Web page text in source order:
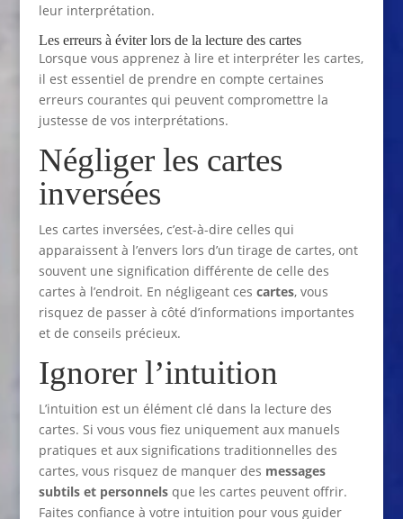
leur interprétation.
Les erreurs à éviter lors de la lecture des cartes
Lorsque vous apprenez à lire et interpréter les cartes,
il est essentiel de prendre en compte certaines
erreurs courantes qui peuvent compromettre la
justesse de vos interprétations.
Négliger les cartes
inversées
Les cartes inversées, c’est-à-dire celles qui
apparaissent à l’envers lors d’un tirage de cartes, ont
souvent une signification différente de celle des
cartes à l’endroit. En négligeant ces cartes, vous
risquez de passer à côté d’informations importantes
et de conseils précieux.
Ignorer l’intuition
L’intuition est un élément clé dans la lecture des
cartes. Si vous vous fiez uniquement aux manuels
pratiques et aux significations traditionnelles des
cartes, vous risquez de manquer des messages
subtils et personnelsque les cartes peuvent offrir.
Faites confiance à votre intuition pour vous guider